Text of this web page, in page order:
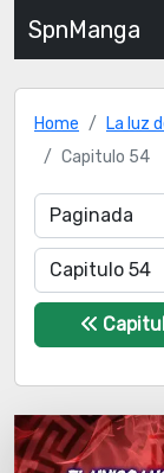
SpnManga
Home
La luz
Capitulo 54